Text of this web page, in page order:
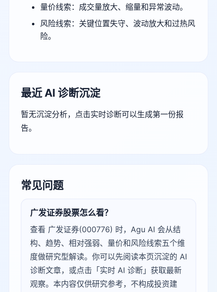
量价线索：成交量放大、缩量和异常波动。
风险线索：关键位置失守、波动放大和过热风
险。
最近 AI 诊断沉淀
暂无沉淀分析，点击实时诊断可以生成第一份报
告。
常见问题
广发证券股票怎么看？
查看 广发证券(000776) 时，Agu AI 会从结
构、趋势、相对强弱、量价和风险线索五个维
度做研究型解读。你可以先阅读本页沉淀的 AI
诊断文章，或点击「实时 AI 诊断」获取最新
观察。本内容仅供研究参考，不构成投资建